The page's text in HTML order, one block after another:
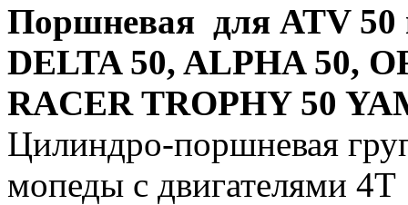
Поршневая для ATV 50
DELTA 50, ALPHA 50,
RACER TROPHY 50
Цилиндро-поршневая
мопеды с двигателями